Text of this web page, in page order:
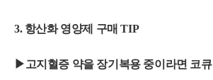
3. 항산화 영양제 구매 TIP
▶고지혈증 약을 장기복용 중이라면 코